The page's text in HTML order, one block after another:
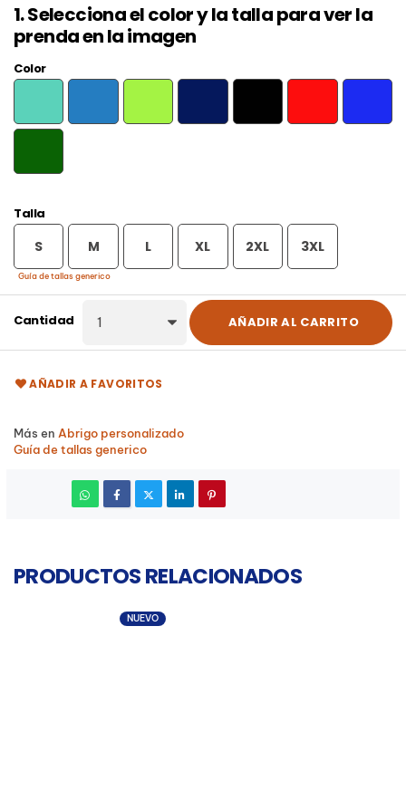
Color
Talla
S M L XL 2XL 3XL
Guía de tallas generico
Cantidad AÑADIR AL CARRITO
AÑADIR A FAVORITOS
Más en Abrigo personalizado
Guía de tallas generico
1. Selecciona el color y la talla para ver la
prenda en la imagen
PRODUCTOS RELACIONADOS
NUEVO